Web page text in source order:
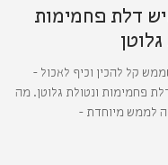
דלת פחמימות
קל להכין וכיף לאכול -
פחמימות ונטולת גלוטן. מה
לממש מיוחדת -